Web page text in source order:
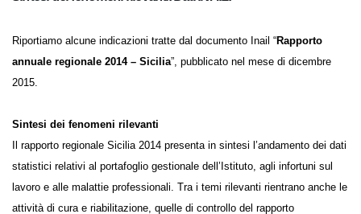
Riportiamo alcune indicazioni tratte dal documento Inail “
2015.
Sintesi dei fenomeni rilevanti
Il rapporto regionale Sicilia 2014 presenta in sintesi l’andamento dei
dati statistici relativi al portafoglio gestionale dell’Istituto, agli infortuni